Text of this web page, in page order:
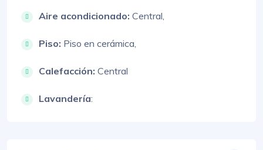
Aire acondicionado: Central,
Piso: Piso en cerámica,
Calefacción: Central
Lavandería: